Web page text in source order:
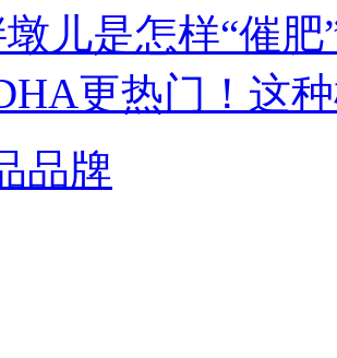
儿是怎样“催
更热门！这
品牌